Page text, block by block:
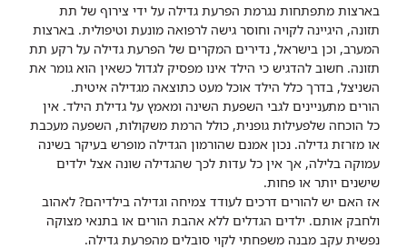
בארצות מתפתחות נגרמת הפרעת גדילה על ידי צירוף של תת
תזונה, היגיינה לקויה וחוסר גישה לרפואה מונעת וטיפולית. בארצות
המערב, וכן בישראל, נדירים המקרים של הפרעת גדילה על רקע תת
תזונה. חשוב להדגיש כי הילד אינו מפסיק לגדול כשאין הוא גומר את
השניצל, בדרך כלל הילד אוכל מעט כתוצאה מגדילה איטית.
הורים מתעניינים לגבי השפעת השינה ומאמץ על גדילת הילד. אין
כל הוכחה שלפעילות גופנית, כולל הרמת משקולות, השפעה מעכבת
או מזרזת גדילה. נכון אמנם שהורמון הגדילה מופרש בעיקר בשינה
עמוקה בלילה, אך אין כל עדות לכך שהגדילה שונה אצל ילדים
שישנים יותר או פחות.
אז האם יש להורים דרכים לעודד צמיחה וגדילה בילדיהם? לאהוב
ולחבק אותם. ילדים הגדלים ללא אהבת הורים או בתנאי מצוקה
נפשית עקב מבנה משפחתי לקוי סובלים מהפרעת גדילה.